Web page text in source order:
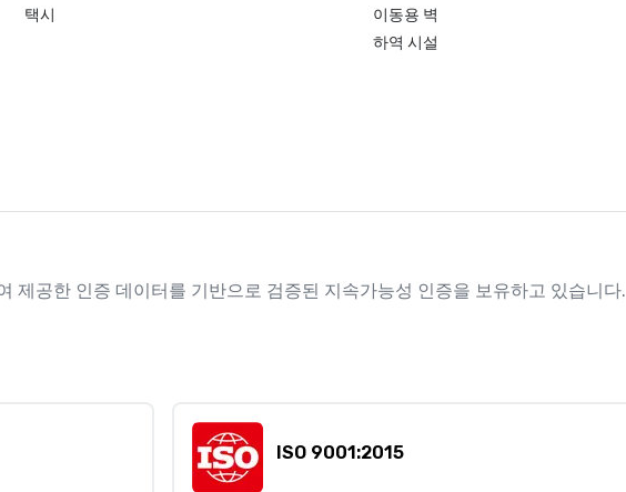
택시
이동용 벽
하역 시설
제공한 인증 데이터를 기반으로 검증된 지속가능성 인증을 보유하고 있습니다.
ISO 9001:2015